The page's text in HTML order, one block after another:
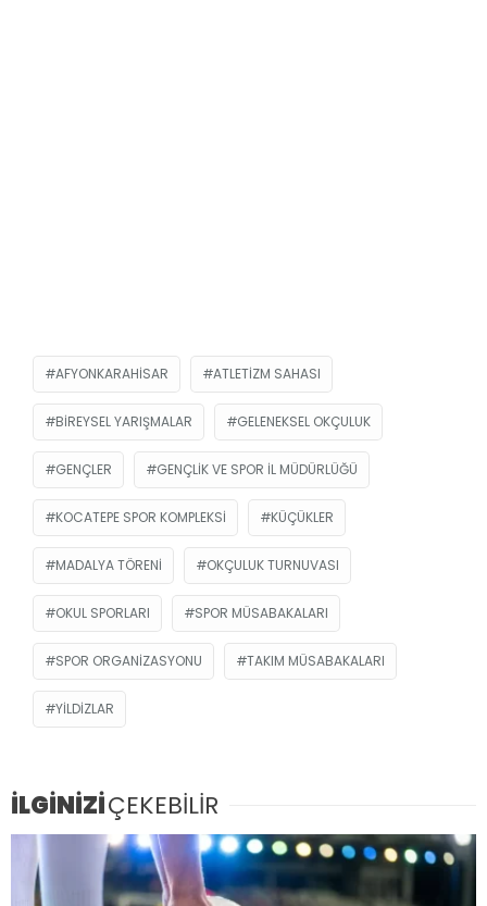
AFYONKARAHISAR ATLETIZM SAHASI
BIREYSEL YARIŞMALAR GELENEKSEL OKÇULUK
GENÇLER GENÇLIK VE SPOR İL MÜDÜRLÜĞÜ
KOCATEPE SPOR KOMPLEKSI KÜÇÜKLER
MADALYA TÖRENI OKÇULUK TURNUVASI
OKUL SPORLARI SPOR MÜSABAKALARI
SPOR ORGANIZASYONU TAKIM MÜSABAKALARI
YILDIZLAR
İLGİNİZİÇEKEBİLİR